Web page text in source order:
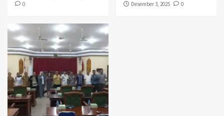
0
Desember 3, 2025
0